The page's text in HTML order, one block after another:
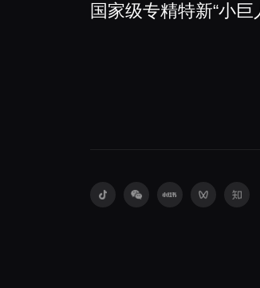
国家级专精特新“小巨